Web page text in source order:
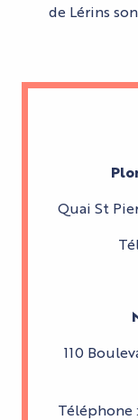
de Lérins
Quai St
110
Téléphone :